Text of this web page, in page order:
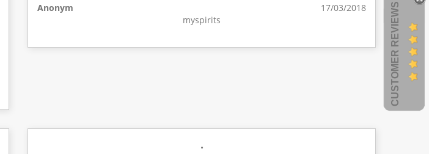
Anonym
17/03/2018
myspirits
.
CUSTOMER REVIEWS